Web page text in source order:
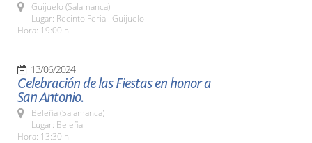
Guijuelo (Salamanca)
Lugar: Recinto Ferial. Guijuelo
Hora: 19:00 h.
13/06/2024
Celebración de las Fiestas en honor a
San Antonio.
Beleña (Salamanca)
Lugar: Beleña
Hora: 13:30 h.